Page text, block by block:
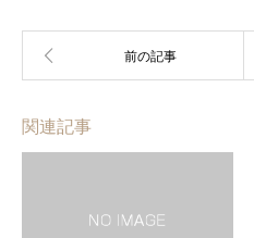
関連記事